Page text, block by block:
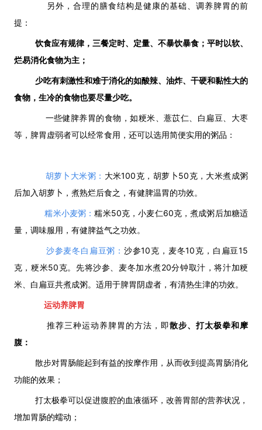
另外，合理的膳食结构是健康的基础、调养脾胃的前
提：
饮食应有规律，三餐定时、定量、不暴饮暴食；平时以软、
烂易消化食物为主；
少吃有刺激性和难于消化的如酸辣、油炸、干硬和黏性大的
食物，生冷的食物也要尽量少吃。
一些健脾养胃的食物，如粳米、薏苡仁、白扁豆、大枣
等，脾胃虚弱者可以经常食用，还可以选用简便实用的粥品：
胡萝卜大米粥： 大米100克，胡萝卜50克，大米煮成粥
后加入胡萝卜，煮熟烂后食之，有健脾温胃的功效。
糯米小麦粥：糯米50克，小麦仁60克，煮成粥后加糖适
量，调味服用，有健脾益气之功效。
沙参麦冬白扁豆粥： 沙参10克，麦冬10克，白扁豆15
克，粳米50克。先将沙参、麦冬加水煮20分钟取汁，将汁加粳
米、白扁豆共煮成粥。适用于脾胃阴虚者，有清热生津的功效。
运动养脾胃
推荐三种运动养脾胃的方法，即散步、打太极拳和摩
腹：
散步对胃肠能起到有益的按摩作用，从而收到提高胃肠消化
功能的效果；
打太极拳可以促进腹腔的血液循环，改善胃部的营养状况，
增加胃肠的蠕动；